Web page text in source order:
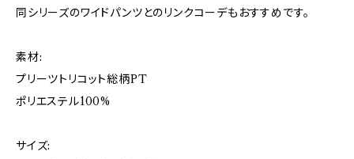
同シリーズのワイドパンツとのリンクコーデもおすすめです。
素材:
プリーツトリコット総柄PT
ポリエステル100%
サイズ: